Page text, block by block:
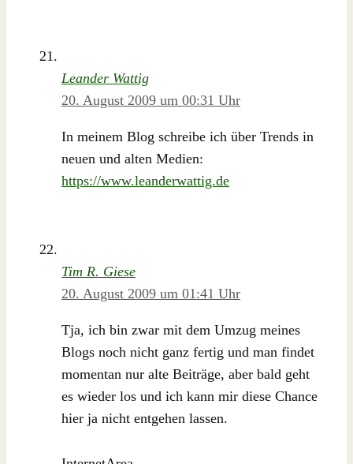
Leander Wattig
20. August 2009 um 00:31 Uhr
In meinem Blog schreibe ich über Trends in
neuen und alten Medien:
https://www.leanderwattig.de
Tim R. Giese
20. August 2009 um 01:41 Uhr
Tja, ich bin zwar mit dem Umzug meines
Blogs noch nicht ganz fertig und man findet
momentan nur alte Beiträge, aber bald geht
es wieder los und ich kann mir diese Chance
hier ja nicht entgehen lassen.